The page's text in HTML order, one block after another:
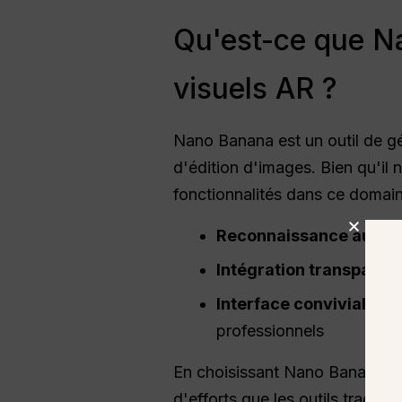
Qu'est-ce que
visuels AR ?
Nano Banana est un outil de
d'édition d'images. Bien qu'il
fonctionnalités dans ce
Reconnaissance
Intégration
Interface conviviale
,
professionnels
En choisissant Nano Banana,